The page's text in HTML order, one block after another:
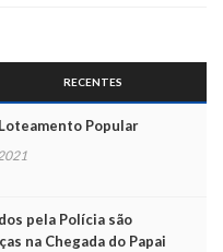
RECENTES
Popular
pela Polícia são
na Chegada do Papai